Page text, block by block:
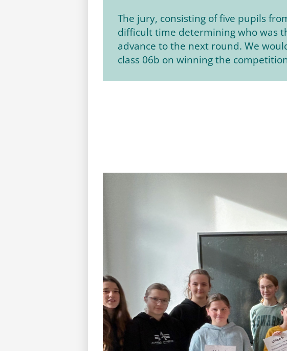
The jury, consisting of five pupils
difficult time determining who was
advance to the next round. We
class 06b on winning the